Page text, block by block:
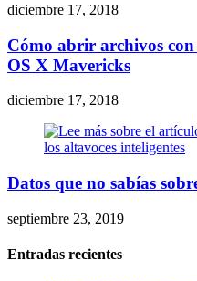
diciembre 17, 2018
Cómo abrir archivos con
OS X Mavericks
diciembre 17, 2018
Datos que no sabías
septiembre 23, 2019
Entradas recientes